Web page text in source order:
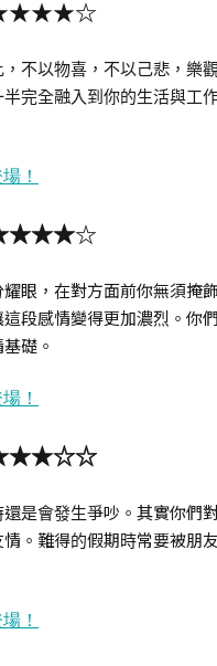
★★★★☆
不以物喜，不以己悲，樂
完全融入到你的生活與工
★★★★☆
眼，在對方面前你無須掩
段感情變得更加濃烈。你
礎。
★★★☆☆
是會發生爭吵。其實你們
。難得的假期時常要被朋